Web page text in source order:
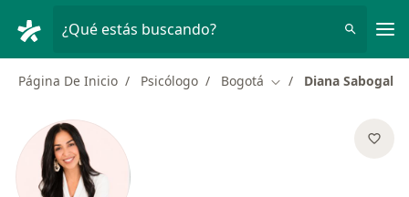
¿Qué estás buscando?
Página De Inicio Psicólogo Bogotá Cambiar de ciudad
Diana Sabogal